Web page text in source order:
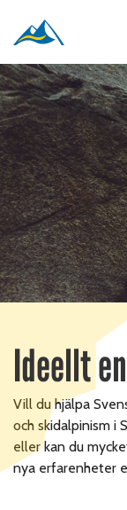
Ideellt
Vill du hjälpa
och skidalpinism i
eller kan du
nya erfarenheter